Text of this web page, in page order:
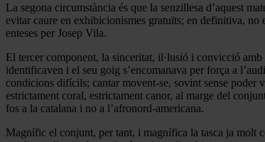
La segona circumstància és que la senzillesa d’aquest
evitar caure en exhibicionismes gratuïts; en definitiva,
enteses per Josep Vila.
El tercer component, la sinceritat, il·lusió i convicció
identificaven i el seu goig s’encomanava per força a
condicions difícils; cantar movent-se, sovint sense
estrictament coral, estrictament canor, al marge del
fos a la catalana i no a l’afronord-americana.
Magnífic el conjunt, per tant, i magnífica la tasca ja molt